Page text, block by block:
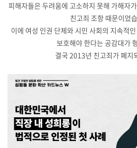
피해자들은 두려움에 고소하지 못해 가해자
친고죄 조항 때문이었
이에 여성 인권 단체와 시민 사회의 지속적
보호해야 한다는 공감대가
결국 2013년 친고죄가 폐지